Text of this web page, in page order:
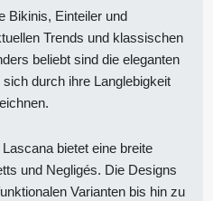
Bikinis, Einteiler und
Trends und klassischen
beliebt sind die eleganten
durch ihre Langlebigkeit
bietet eine breite
und Negligés. Die Designs
Varianten bis hin zu